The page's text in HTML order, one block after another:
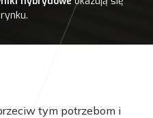
tym potrzebom i